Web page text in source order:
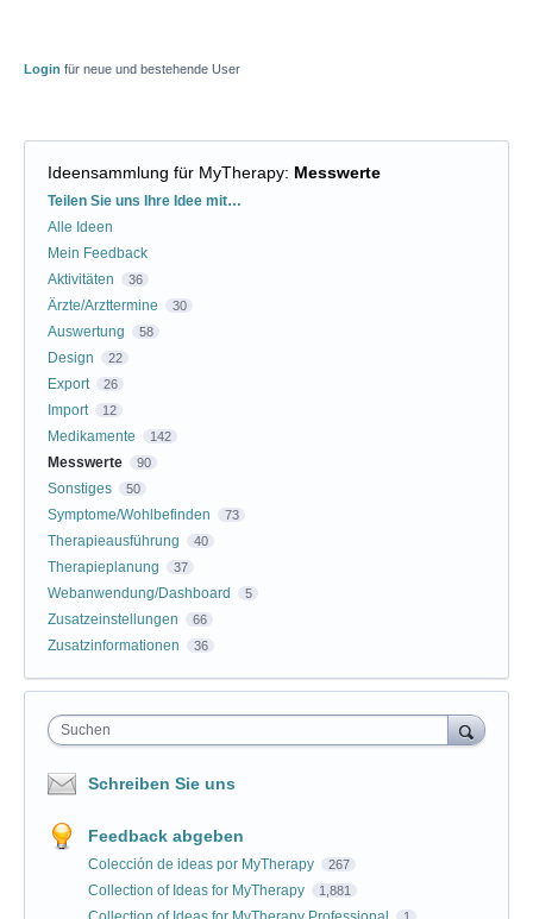
Login für neue und bestehende User
Ideensammlung für MyTherapy: Messwerte
Kategorien
Teilen Sie uns Ihre Idee mit…
Alle Ideen
Mein Feedback
Aktivitäten
36
Ärzte/Arzttermine 30
Auswertung 58
Design 22
Export 26
Import 12
Medikamente 142
Messwerte 90
Sonstiges 50
Symptome/Wohlbefinden 73
Therapieausführung 40
Therapieplanung 37
Webanwendung/Dashboard 5
Zusatzeinstellungen 66
Zusatzinformationen 36
Suchen
Schreiben Sie uns
Feedback abgeben
Colección de ideas por MyTherapy 267
Collection of Ideas for MyTherapy 1,881